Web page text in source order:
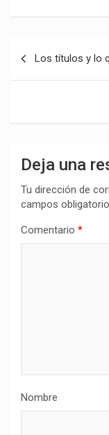
Los títulos y lo
Deja una
Tu dirección de
campos
Comentario *
Nombre